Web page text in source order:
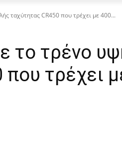
ταχύτητας CR450 που τρέχει με 400...
το τρένο
που τρέχει